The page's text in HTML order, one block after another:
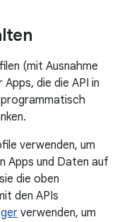
(mit Ausnahme
die die API in
programmatisch
verwenden, um
Apps und Daten auf
die oben
den APIs
verwenden, um